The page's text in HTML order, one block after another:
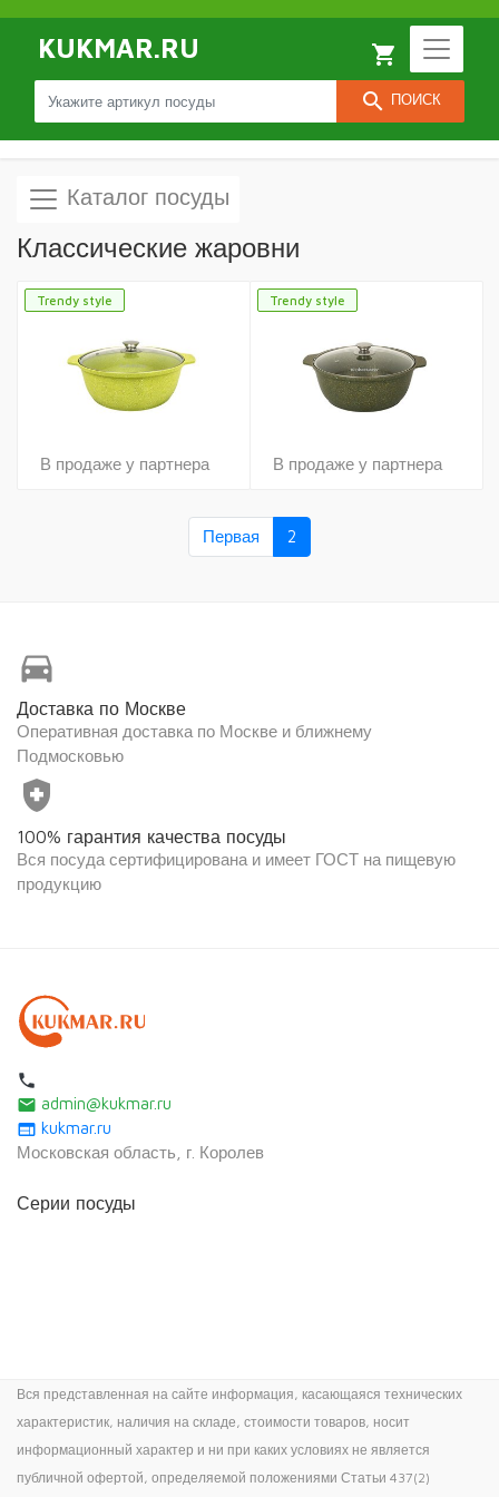
KUKMAR.RU
search ПОИСК
local_grocery_store
Каталог посуды
Классические жаровни
Trendy style
В продаже у партнера
Trendy style
В продаже у партнера
Первая 2
directions_car
Доставка по Москве
Оперативная доставка по Москве и ближнему
Подмосковью
health_and_safety
100% гарантия качества посуды
Вся посуда сертифицирована и имеет ГОСТ на пищевую
продукцию
local_phone
email admin@kukmar.ru
web kukmar.ru
Московская область, г. Королев
Серии посуды
Вся представленная на сайте информация, касающаяся технических
характеристик, наличия на складе, стоимости товаров, носит
информационный характер и ни при каких условиях не является
публичной офертой, определяемой положениями Статьи 437(2)